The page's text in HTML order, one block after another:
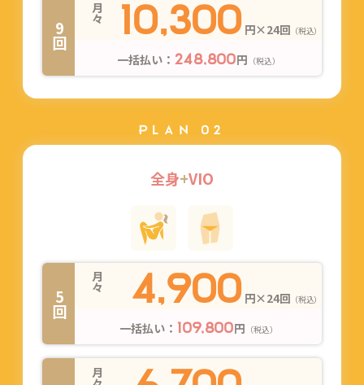
9回
月々 10,300 円×24回 （税込）
一括払い： 248,800円 （税込）
PLAN 02
全身+VIO
5回
月々 4,900 円×24回 （税込）
一括払い： 109,800円 （税込）
月々